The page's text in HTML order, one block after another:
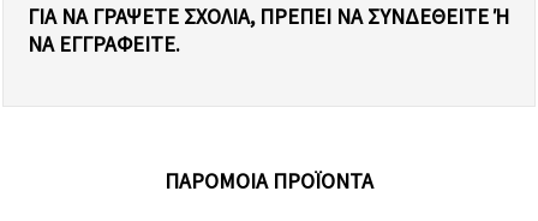
ΓΙΑ ΝΑ ΓΡΆΨΕΤΕ ΣΧΌΛΙΑ, ΠΡΈΠΕΙ ΝΑ ΣΥΝΔΕΘΕΊΤΕ Ή Ν
Α ΕΓΓΡΑΦΕΊΤΕ.
ΠΑΡΌΜΟΙΑ ΠΡΟΪΌΝΤΑ